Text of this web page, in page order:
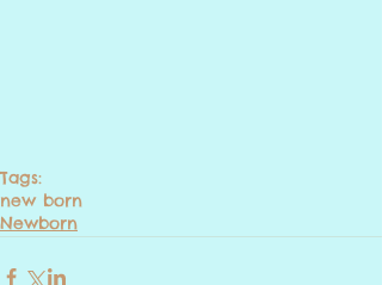
Tags:
new born
Newborn